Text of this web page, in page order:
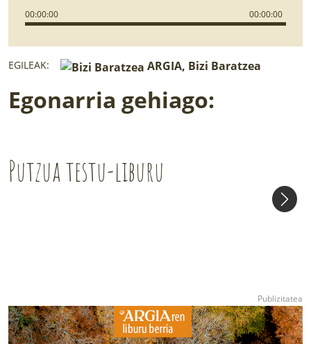
00:00:00 00:00:00
EGILEAK: ARGIA, Bizi Baratzea
Egonarria gehiago:
Putzua testu-liburu